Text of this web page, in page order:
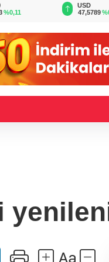
EUR
55,0993